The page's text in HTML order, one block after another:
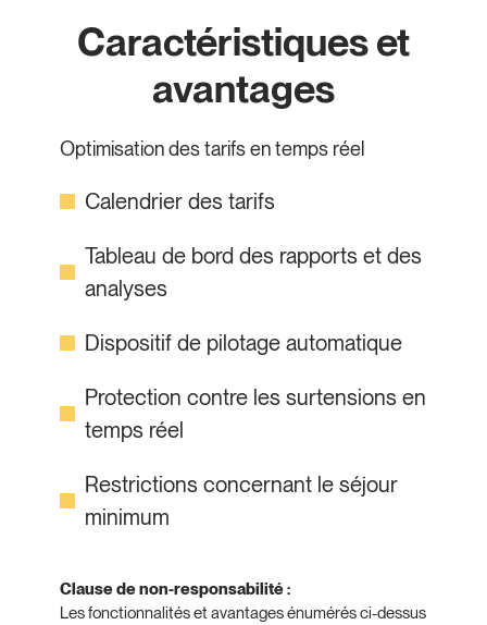
Caractéristiques et
avantages
Optimisation des tarifs en temps réel
Calendrier des tarifs
Tableau de bord des rapports et des
analyses
Dispositif de pilotage automatique
Protection contre les surtensions en
temps réel
Restrictions concernant le séjour
minimum
Clause de non-responsabilité :
Les fonctionnalités et avantages énumérés ci-dessus